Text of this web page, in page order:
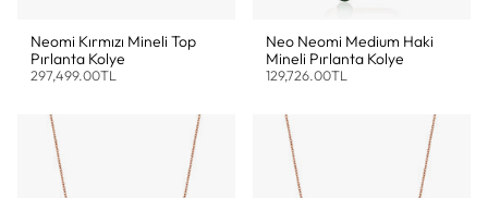
Neomi Kırmızı Mineli Top
Pırlanta Kolye
297,499.00TL
Neo Neomi Medium Haki
Mineli Pırlanta Kolye
129,726.00TL